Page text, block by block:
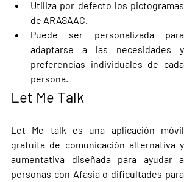
Utiliza por defecto los pictogramas
de ARASAAC.
Puede ser personalizada para
adaptarse a las necesidades y
preferencias individuales de cada
persona.
Let Me Talk
Let Me talk es una aplicación móvil
gratuita de comunicación alternativa y
aumentativa diseñada para ayudar a
personas con Afasia o dificultades para